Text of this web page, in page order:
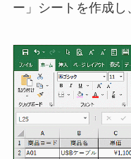
ー」シートを作成し